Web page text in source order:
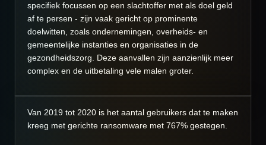
specifiek focussen op een slachtoffer met als doel geld
af te persen - zijn vaak gericht op prominente
doelwitten, zoals ondernemingen, overheids- en
gemeentelijke instanties en organisaties in de
gezondheidszorg. Deze aanvallen zijn aanzienlijk meer
complex en de uitbetaling vele malen groter.
Van 2019 tot 2020 is het aantal gebruikers dat te maken
kreeg met gerichte ransomware met 767% gestegen.